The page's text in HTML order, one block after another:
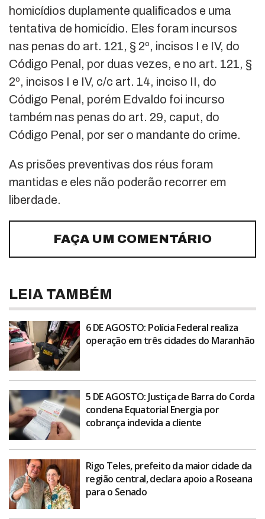
homicídios duplamente qualificados e uma
tentativa de homicídio. Eles foram incursos
nas penas do art. 121, § 2º, incisos I e IV, do
Código Penal, por duas vezes, e no art. 121, §
2º, incisos I e IV, c/c art. 14, inciso II, do
Código Penal, porém Edvaldo foi incurso
também nas penas do art. 29, caput, do
Código Penal, por ser o mandante do crime.
As prisões preventivas dos réus foram
mantidas e eles não poderão recorrer em
liberdade.
FAÇA UM COMENTÁRIO
LEIA TAMBÉM
6 DE AGOSTO: Polícia Federal realiza
operação em três cidades do Maranhão
5 DE AGOSTO: Justiça de Barra do Corda
condena Equatorial Energia por
cobrança indevida a cliente
Rigo Teles, prefeito da maior cidade da
região central, declara apoio a Roseana
para o Senado